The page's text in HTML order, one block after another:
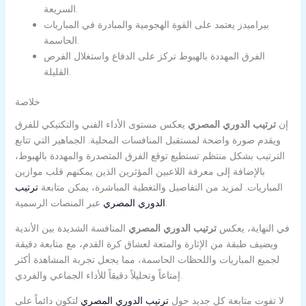
السريعة.
بيراميدز يعتمد على القوة الهجومية والمبادرة في المباريات
الحاسمة.
الفرق المهددة بالهبوط تركز على الدفاع واستغلال الفرص
القليلة.
خلاصة
إنترتيب الدوري المصري يعكس مستوى الأداء الفني والتكتيكي للفرق
ويقدم صورة واضحة لمستقبل المنافسات المحلية. الجماهير التي تتابع
الترتيب بشكل منتظم تستطيع توقع الفرق المتصدرة والمهددة بالهبوط،
بالإضافة إلى معرفة اللاعبين المؤثرين الذين يمكنهم قلب موازين
المباريات. لمزيد من التفاصيل والتغطية المباشرة، يمكن متابعةترتيب
الدوري المصري
في النهاية، يعكسترتيب الدوري المصري المنافسة الشديدة بين الأندية
ويضيف طبقة من الإثارة والمتعة لعشاق كرة القدم، مع متابعة دقيقة
لجميع المباريات واللحظات الحاسمة، مما يجعل تجربة المشاهدة أكثر
لا تفوت متابعة كل جديد حولترتيب الدوري المصري لتكون دائماً على